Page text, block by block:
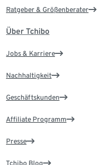
Ratgeber & Größenberater
Über Tchibo
Jobs & Karriere
Nachhaltigkeit
Geschäftskunden
Affiliate Programm
Presse
Tchibo Blog